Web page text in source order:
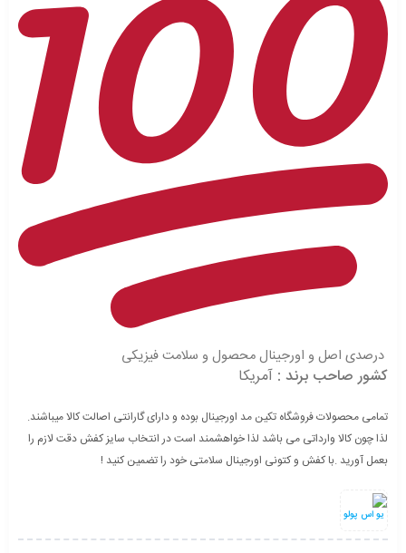
درصدی اصل و اورجینال محصول و سلامت فیزیکی
کشور صاحب برند : آمریکا
تمامی محصولات فروشگاه تکین مد اورجینال بوده و دارای گارانتی اصالت کالا میباشند.
لذا چون کالا وارداتی می باشد لذا خواهشمند است در انتخاب سایز کفش دقت لازم را
بعمل آورید .با کفش و کتونی اورجینال سلامتی خود را تضمین کنید !
یو اس پولو